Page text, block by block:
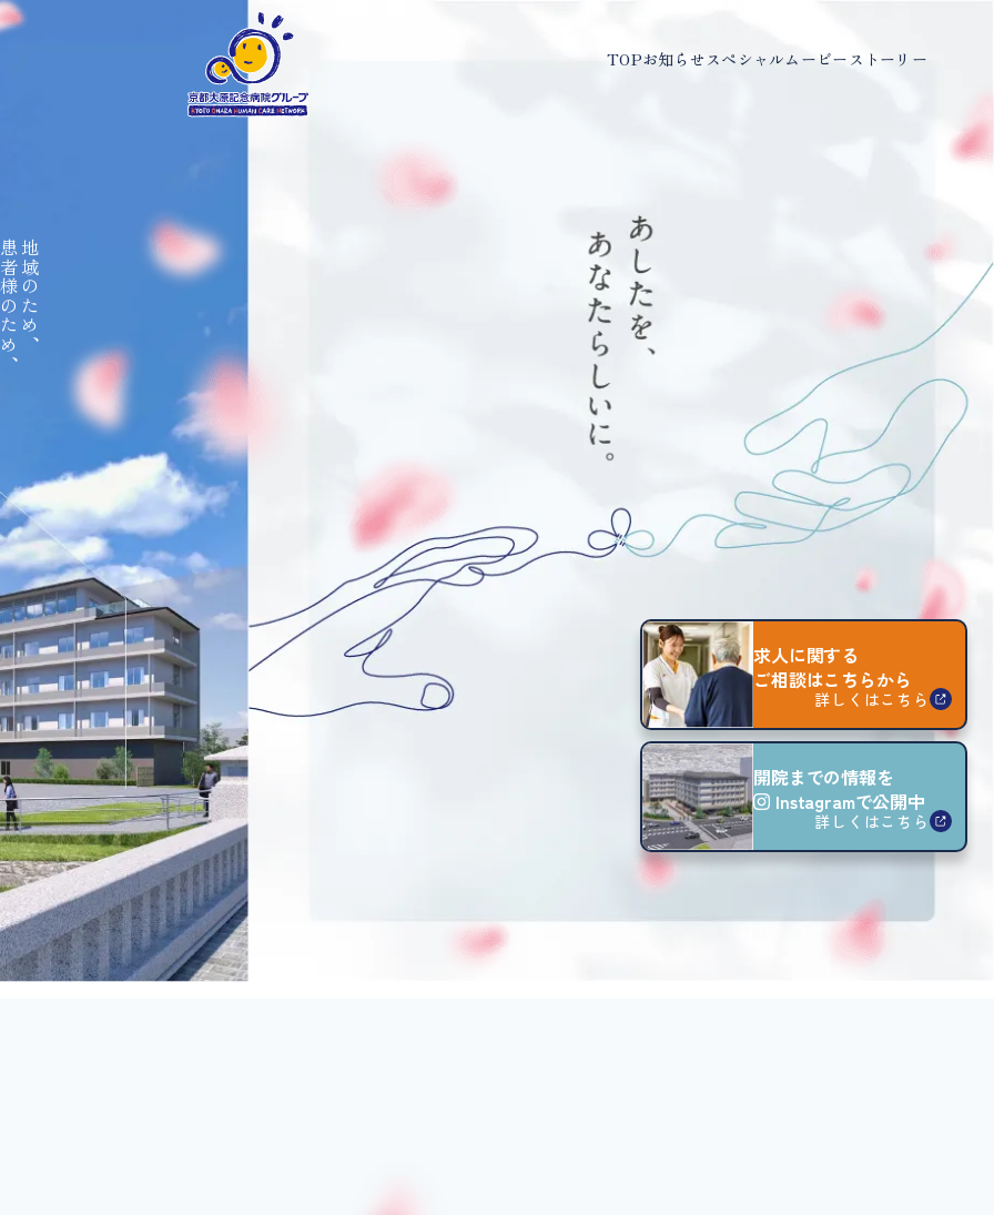
TOPお知らせスペシャルムービー ストーリー
求人に関する
ご相談はこちらから
詳しくはこちら
開院までの情報を
Instagramで公開中
詳しくはこちら
地域のため
、
ため
、